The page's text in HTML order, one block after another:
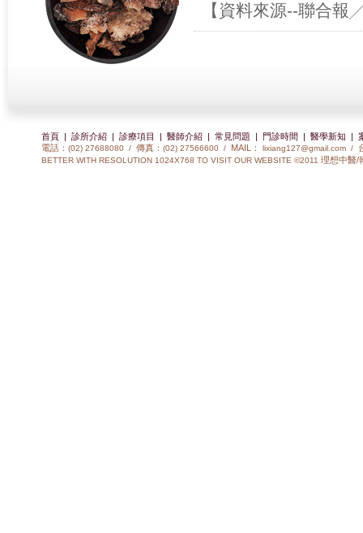
【資料來源--聯合
首頁| 診所介紹| 診療項目 | 醫師介紹| 常見問題 | 門診時間 | 醫學新知 |
電話： (02) 27688080 / 傳真： (02) 27566600 / MAIL： lixiang127@gmail.com /
BETTER WITH RESOLUTION 1024X768 TO VISIT OUR WEBSITE ©2011 理想中醫/